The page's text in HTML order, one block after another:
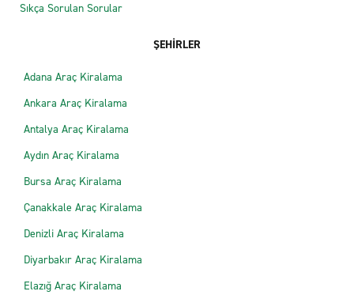
Sıkça Sorulan Sorular
ŞEHİRLER
Adana Araç Kiralama
Ankara Araç Kiralama
Antalya Araç Kiralama
Aydın Araç Kiralama
Bursa Araç Kiralama
Çanakkale Araç Kiralama
Denizli Araç Kiralama
Diyarbakır Araç Kiralama
Elazığ Araç Kiralama